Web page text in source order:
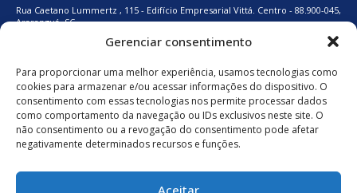
Gerenciar consentimento
Para proporcionar uma melhor experiência, usamos tecnologias como
cookies para armazenar e/ou acessar informações do dispositivo. O
consentimento com essas tecnologias nos permite processar dados
como comportamento da navegação ou IDs exclusivos neste site. O
não consentimento ou a revogação do consentimento pode afetar
negativamente determinados recursos e funções.
Aceitar
Rua Caetano Lummertz , 115 - Edifício Empresarial Vittá. Centro - 88.900-045,
Araranguá, SC.
48 3524-0137
48 9880-84667